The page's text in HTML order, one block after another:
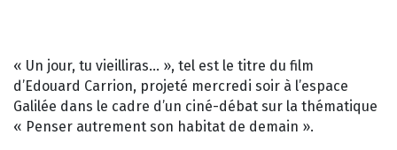
« Un jour, tu vieilliras… », tel est le titre du film
d’Edouard Carrion, projeté mercredi soir à l’espace
Galilée dans le cadre d’un ciné-débat sur la thématique
« Penser autrement son habitat de demain ».